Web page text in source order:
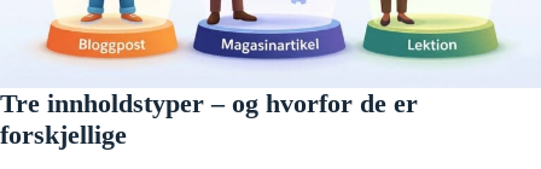
Tre innholdstyper – og hvorfor de er
forskjellige